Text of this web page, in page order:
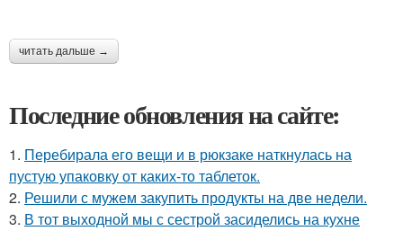
читать дальше →
Последние обновления на сайте:
1. Перебирала его вещи и в рюкзаке наткнулась на
пустую упаковку от каких-то таблеток.
2. Решили с мужем закупить продукты на две недели.
3. В тот выходной мы с сестрой засиделись на кухне